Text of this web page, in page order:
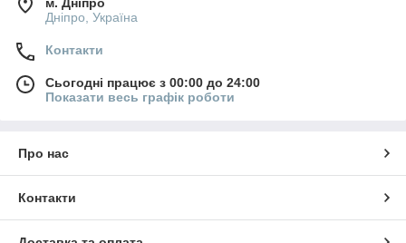
Дніпро, Україна
Контакти
Сьогодні працює з 00:00 до 24:00
Показати весь графік роботи
Про нас
Контакти